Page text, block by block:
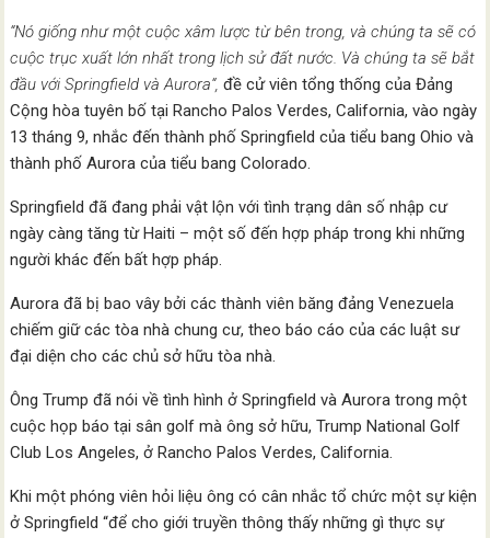
“Nó giống như một cuộc xâm lược từ bên trong, và chúng ta sẽ có
cuộc trục xuất lớn nhất trong lịch sử đất nước. Và chúng ta sẽ bắt
đầu với Springfield và Aurora“,đề cử viên tổng thống của Đảng
Cộng hòa tuyên bố tại Rancho Palos Verdes, California, vào ngày
13 tháng 9, nhắc đến thành phố Springfield của tiểu bang Ohio và
thành phố Aurora của tiểu bang Colorado.
Springfield đã đang phải vật lộn với tình trạng dân số nhập cư
ngày càng tăng từ Haiti – một số đến hợp pháp trong khi những
người khác đến bất hợp pháp.
Aurora đã bị bao vây bởi các thành viên băng đảng Venezuela
chiếm giữ các tòa nhà chung cư, theo báo cáo của các luật sư
đại diện cho các chủ sở hữu tòa nhà.
Ông Trump đã nói về tình hình ở Springfield và Aurora trong một
cuộc họp báo tại sân golf mà ông sở hữu, Trump National Golf
Club Los Angeles, ở Rancho Palos Verdes, California.
Khi một phóng viên hỏi liệu ông có cân nhắc tổ chức một sự kiện
ở Springfield “để cho giới truyền thông thấy những gì thực sự